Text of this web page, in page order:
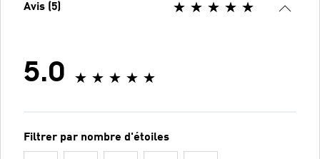
Avis (5)
5.0
Filtrer par nombre d'étoiles